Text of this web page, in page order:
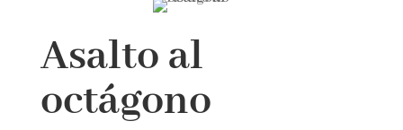
Asalto al
octágono
¡Suscríbete y No Te Pierdas
Nada!